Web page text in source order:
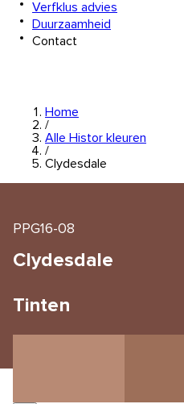
Verfklus advies
Duurzaamheid
Contact
Home
/
Alle Histor kleuren
/
Clydesdale
PPG16-08
Clydesdale
Tinten